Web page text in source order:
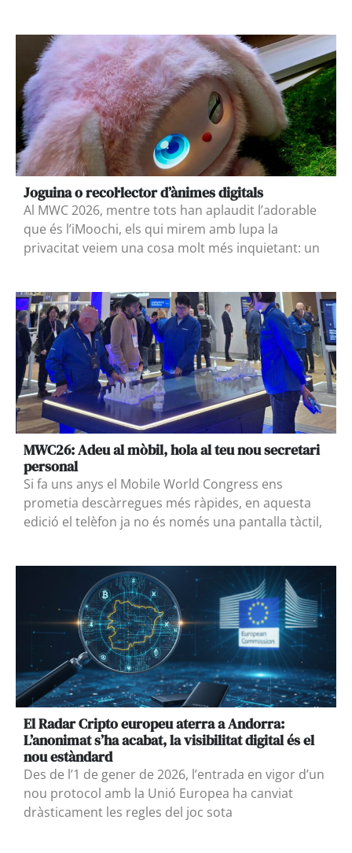
Joguina o recol·lector d’ànimes digitals
Al MWC 2026, mentre tots han aplaudit l’adorable
que és l’iMoochi, els qui mirem amb lupa la
privacitat veiem una cosa molt més inquietant: un
MWC26: Adeu al mòbil, hola al teu nou secretari
personal
Si fa uns anys el Mobile World Congress ens
prometia descàrregues més ràpides, en aquesta
edició el telèfon ja no és només una pantalla tàctil,
El Radar Cripto europeu aterra a Andorra:
L’anonimat s’ha acabat, la visibilitat digital és el
nou estàndard
Des de l’1 de gener de 2026, l’entrada en vigor d’un
nou protocol amb la Unió Europea ha canviat
dràsticament les regles del joc sota